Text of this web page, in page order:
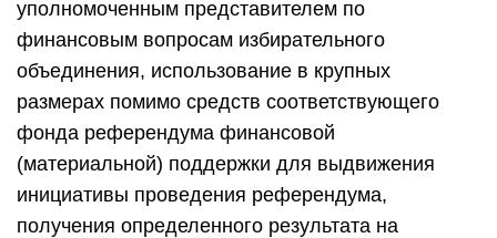
уполномоченным представителем по
финансовым вопросам избирательного
объединения, использование в крупных
размерах помимо средств соответствующего
фонда референдума финансовой
(материальной) поддержки для выдвижения
инициативы проведения референдума,
получения определенного результата на